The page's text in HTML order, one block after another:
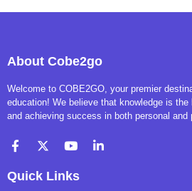
About Cobe2go
Welcome to COBE2GO, your premier
education! We believe that knowledge is
and achieving success in both personal and
Quick Links